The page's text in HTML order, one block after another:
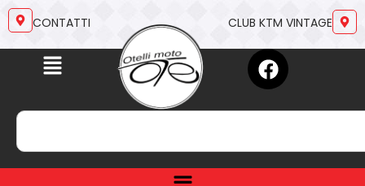
CONTATTI CLUB KTM VINTAGE